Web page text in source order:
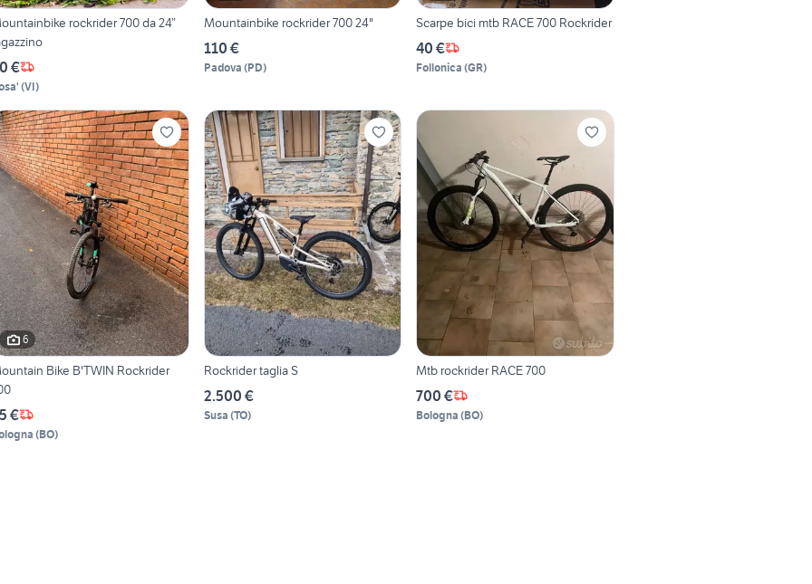
rockrider 700 da 24”
€
(VI)
Mountainbike rockrider 700 24"
110 €
Padova (PD)
Scarpe bici mtb RACE 700 Rockrider
40 €
Follonica (GR)
6
Bike B'TWIN Rockrider
€
(BO)
Rockrider taglia S
2.500 €
Susa (TO)
Mtb rockrider RACE 700
700 €
Bologna (BO)